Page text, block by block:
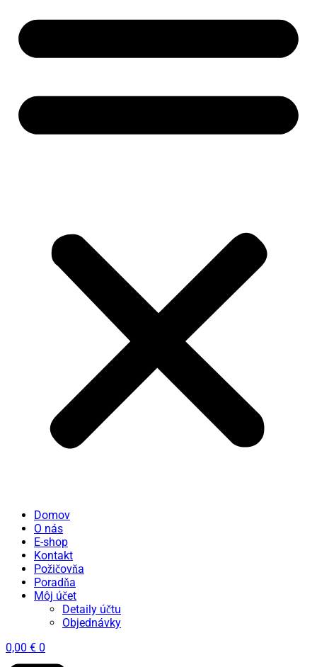
Domov
O nás
E-shop
Kontakt
Požičovňa
Poradňa
Môj účet
Detaily účtu
Objednávky
0,00 € 0